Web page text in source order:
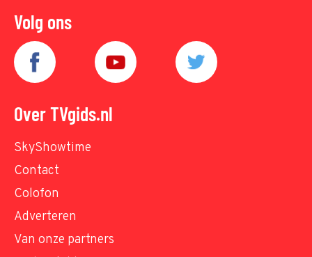
Volg ons
Over TVgids.nl
SkyShowtime
Contact
Colofon
Adverteren
Van onze partners